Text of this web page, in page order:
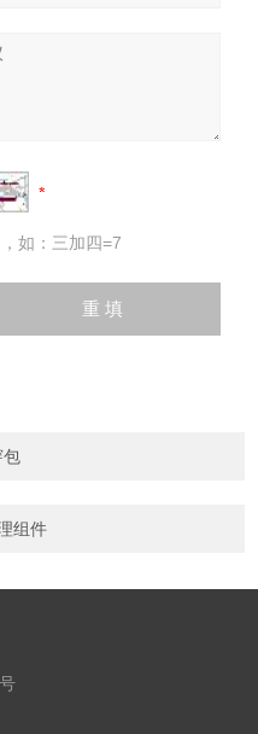
如：三加四=7
包
组件